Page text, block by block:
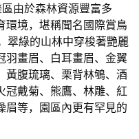
由於森林資源豐富多
環境，堪稱聞名國際賞鳥
翠綠的山林中穿梭著艷麗
羽畫眉、白耳畫眉、金翼
黃腹琉璃、栗背林鴝、酒
冠戴菊、熊鷹、林雕、紅
眉等，園區內更有罕見的